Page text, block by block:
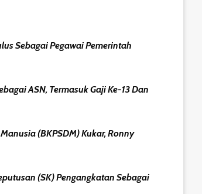
Sebagai Pegawai Pemerintah
ASN, Termasuk Gaji Ke-13 Dan
(BKPSDM) Kukar, Ronny
(SK) Pengangkatan Sebagai